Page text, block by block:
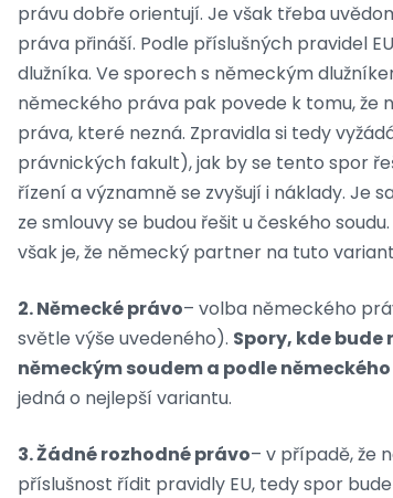
právu dobře orientují. Je však třeba
práva přináší. Podle příslušných pravidel
dlužníka. Ve sporech s německým
německého práva pak povede k tomu, že
práva, které nezná. Zpravidla si tedy
právnických fakult), jak by se tento spor
řízení a významně se zvyšují i náklady. Je
ze smlouvy se budou řešit u českého
však je, že německý partner na tuto
2. Německé právo– volba německého
světle výše uvedeného). Spory, kde
německým soudem a podle
jedná o nejlepší variantu.
3. Žádné rozhodné právo– v případě, že
příslušnost řídit pravidly EU, tedy spor